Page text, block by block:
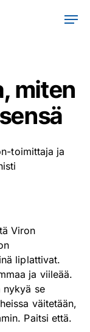
miten
toimittaja ja
Viron
liplattivat.
ja viileää.
nykyä se
väitetään,
Paitsi että.